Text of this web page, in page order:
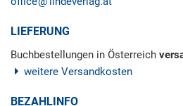
LIEFERUNG
Buchbestellungen in Österreich
weitere Versandkosten
BEZAHLINFO